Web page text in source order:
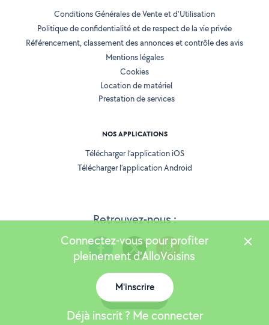
Retrouvez-nous :
Conditions Générales de Vente et d'Utilisation
Politique de confidentialité et de respect de la vie privée
Référencement, classement des annonces et contrôle des avis
Mentions légales
Cookies
Location de matériel
Prestation de services
NOS APPLICATIONS
Télécharger l’application iOS
Télécharger l’application Android
Version 25.5.3
Connectez-vous pour profiter
pleinement d'AlloVoisins
M'inscrire
Déjà inscrit ? Me connecter